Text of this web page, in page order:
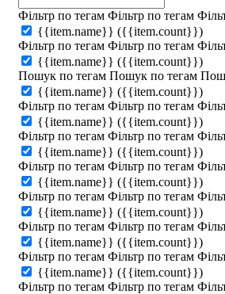
Фільтр по тегам Фільтр по тегам
{{item.name}} ({{item.count}})
Фільтр по тегам Фільтр по тегам
{{item.name}} ({{item.count}})
Пошук по тегам Пошук по тегам
{{item.name}} ({{item.count}})
Фільтр по тегам Фільтр по тегам
{{item.name}} ({{item.count}})
Фільтр по тегам Фільтр по тегам
{{item.name}} ({{item.count}})
Фільтр по тегам Фільтр по тегам
{{item.name}} ({{item.count}})
Фільтр по тегам Фільтр по тегам
{{item.name}} ({{item.count}})
Фільтр по тегам Фільтр по тегам
{{item.name}} ({{item.count}})
Фільтр по тегам Фільтр по тегам
{{item.name}} ({{item.count}})
Фільтр по тегам Фільтр по тегам